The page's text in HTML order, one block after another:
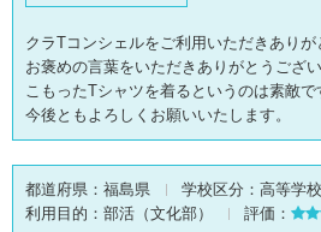
クラTコンシェルをご利用いただきあり
お褒めの言葉をいただきありがとうござ
こもったTシャツを着るというのは素敵で
今後ともよろしくお願いいたします。
都道府県： 福島県 学校区分： 高等学校
利用目的： 部活（文化部） 評価：